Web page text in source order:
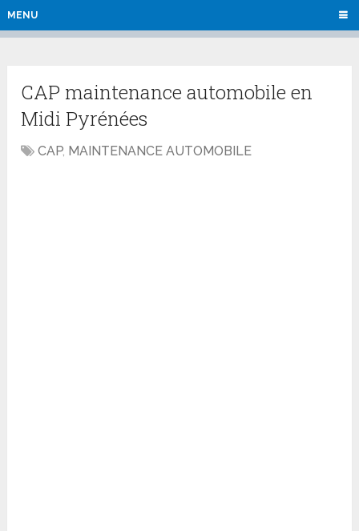
MENU
CAP maintenance automobile en
Midi Pyrénées
CAP, MAINTENANCE AUTOMOBILE